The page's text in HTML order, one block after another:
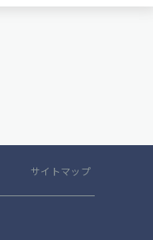
サイトマップ